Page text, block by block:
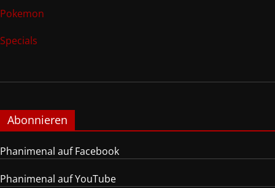
Pokemon
Specials
Abonnieren
Phanimenal auf Facebook
Phanimenal auf YouTube